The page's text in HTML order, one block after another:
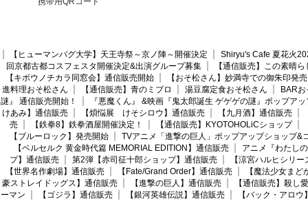
【ヒューマンバグ大学】天王寺祭～京ノ陣～開催決定
Shiryu's Cafe 夏花火
回京都古都コスフェスタ開催決定&出演グループ募集
【通信販売】この素晴
【キボウノチカラ同窓会】通信販売開始
【おそ松さん】妙満寺での御朱印発売
進料理おそ松さん
【通信販売】青のミブロ 湯豆腐定食おそ松さん
BAR
謎』 通信販売開始！
『悪魔くん』 &映画『鬼太郎誕生 ゲゲゲの謎』ポップア
けあみ】通信販売
【煩悩展 けそシロウ】通信販売 【九月酒】通信販売
売
【鉄拳8】鉄拳酒屋開催決定！ 【通信販売】KYOTOHOLiCショップ
【ブルーロック】発売開始
TVアニメ「進撃の巨人」ポップアップショップ&
【ベルセルク 黄金時代篇 MEMORIAL EDITION】通信販売
アニメ『わたし
プ】通信販売
第2弾【赤司征十郎ショップ】通信販売
【涼宮ハルヒシリ
【世界名作劇場】通信販売
【Fate/Grand Order】通信販売
【魔法少女ま
豪ストレイドッグス】通信販売
【進撃の巨人】通信販売
【通信販売】殺し愛
ーマン
【ゴジラ】通信販売 【銀河英雄伝説】通信販売
【バック・アロウ